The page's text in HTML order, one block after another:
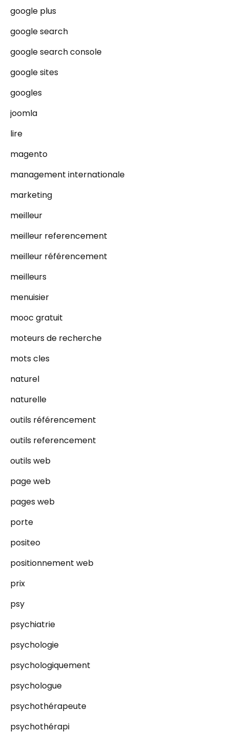
google plus
google search
google search console
google sites
googles
joomla
lire
magento
management internationale
marketing
meilleur
meilleur referencement
meilleur référencement
meilleurs
menuisier
mooc gratuit
moteurs de recherche
mots cles
naturel
naturelle
outils référencement
outils referencement
outils web
page web
pages web
porte
positeo
positionnement web
prix
psy
psychiatrie
psychologie
psychologiquement
psychologue
psychothérapeute
psychothérapi